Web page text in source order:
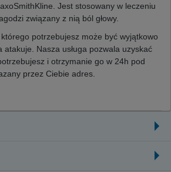
Jest stosowany w leczeniu
związany z nią ból głowy.
potrzebujesz może być wyjątkowo
Nasza usługa pozwala uzyskać
i otrzymanie go w 24h pod
przez Ciebie adres.